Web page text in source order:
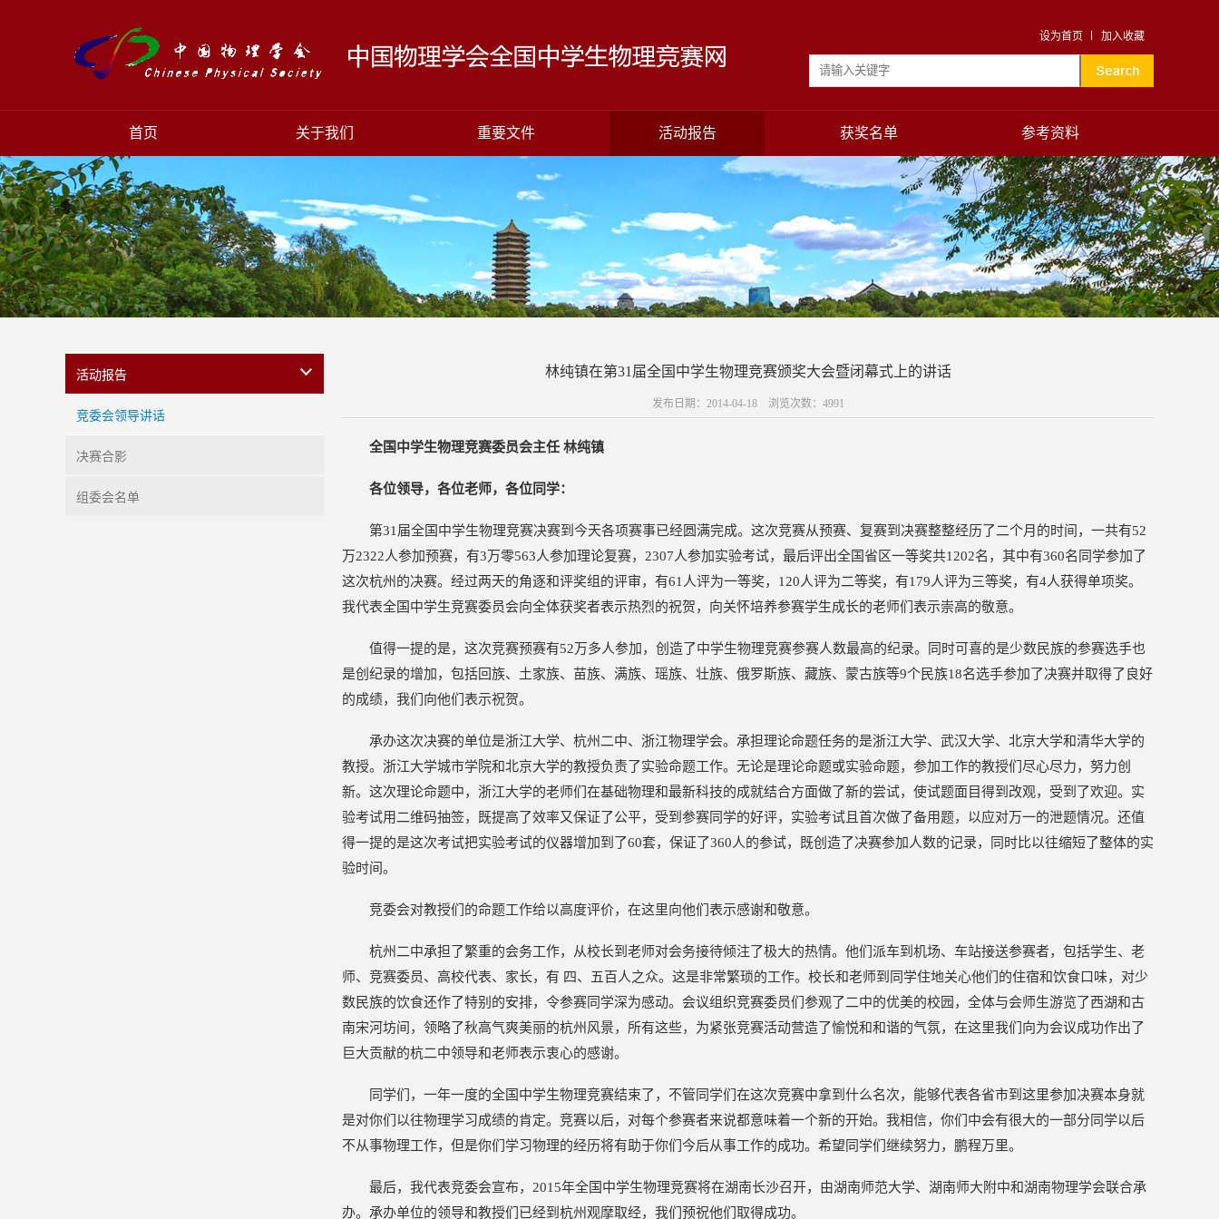
设为首页 加入收藏
首页 关于我们 重要文件 活动报告 获奖名单 参考资料
活动报告
竞委会领导讲话
决赛合影
组委会名单
林纯镇在第31届全国中学生物理竞赛颁奖大会暨闭幕式上的讲话
发布日期：2014-04-18 浏览次数： 4991
全国中学生物理竞赛委员会主任 林纯镇
各位领导，各位老师，各位同学：
第31届全国中学生物理竞赛决赛到今天各项赛事已经圆满完成。这次竞赛从预赛、复赛到决赛整整经历了二个月的时间，一共有52
万2322人参加预赛，有3万零563人参加理论复赛，2307人参加实验考试，最后评出全国省区一等奖共1202名，其中有360名同学参加了
这次杭州的决赛。经过两天的角逐和评奖组的评审，有61人评为一等奖，120人评为二等奖，有179人评为三等奖，有4人获得单项奖。
我代表全国中学生竞赛委员会向全体获奖者表示热烈的祝贺，向关怀培养参赛学生成长的老师们表示崇高的敬意。
值得一提的是，这次竞赛预赛有52万多人参加，创造了中学生物理竞赛参赛人数最高的纪录。同时可喜的是少数民族的参赛选手也
是创纪录的增加，包括回族、土家族、苗族、满族、瑶族、壮族、俄罗斯族、藏族、蒙古族等9个民族18名选手参加了决赛并取得了良好
的成绩，我们向他们表示祝贺。
承办这次决赛的单位是浙江大学、杭州二中、浙江物理学会。承担理论命题任务的是浙江大学、武汉大学、北京大学和清华大学的
教授。浙江大学城市学院和北京大学的教授负责了实验命题工作。无论是理论命题或实验命题，参加工作的教授们尽心尽力，努力创
新。这次理论命题中，浙江大学的老师们在基础物理和最新科技的成就结合方面做了新的尝试，使试题面目得到改观，受到了欢迎。实
验考试用二维码抽签，既提高了效率又保证了公平，受到参赛同学的好评，实验考试且首次做了备用题，以应对万一的泄题情况。还值
得一提的是这次考试把实验考试的仪器增加到了60套，保证了360人的参试，既创造了决赛参加人数的记录，同时比以往缩短了整体的实
验时间。
竞委会对教授们的命题工作给以高度评价，在这里向他们表示感谢和敬意。
杭州二中承担了繁重的会务工作，从校长到老师对会务接待倾注了极大的热情。他们派车到机场、车站接送参赛者，包括学生、老
师、竞赛委员、高校代表、家长，有 四、五百人之众。这是非常繁琐的工作。校长和老师到同学住地关心他们的住宿和饮食口味，对少
数民族的饮食还作了特别的安排，令参赛同学深为感动。会议组织竞赛委员们参观了二中的优美的校园，全体与会师生游览了西湖和古
南宋河坊间，领略了秋高气爽美丽的杭州风景，所有这些，为紧张竞赛活动营造了愉悦和和谐的气氛，在这里我们向为会议成功作出了
巨大贡献的杭二中领导和老师表示衷心的感谢。
同学们，一年一度的全国中学生物理竞赛结束了，不管同学们在这次竞赛中拿到什么名次，能够代表各省市到这里参加决赛本身就
是对你们以往物理学习成绩的肯定。竞赛以后，对每个参赛者来说都意味着一个新的开始。我相信，你们中会有很大的一部分同学以后
不从事物理工作，但是你们学习物理的经历将有助于你们今后从事工作的成功。希望同学们继续努力，鹏程万里。
最后，我代表竞委会宣布，2015年全国中学生物理竞赛将在湖南长沙召开，由湖南师范大学、湖南师大附中和湖南物理学会联合承
办。承办单位的领导和教授们已经到杭州观摩取经，我们预祝他们取得成功。